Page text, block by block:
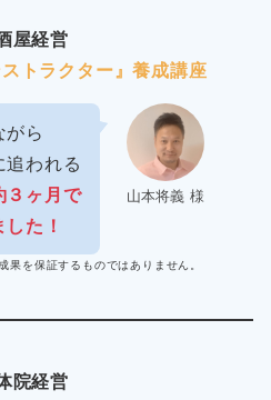
屋経営
トラクター』養成講座
山本将義 様
がら
追われる
３ヶ月で
た！
のではありません。
院経営